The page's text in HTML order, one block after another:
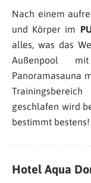
Nach einem
und Körper im
alles, was das
Außenpool
Panoramasauna
geschlafen wird
bestimmt bestens!
Hotel Aqua